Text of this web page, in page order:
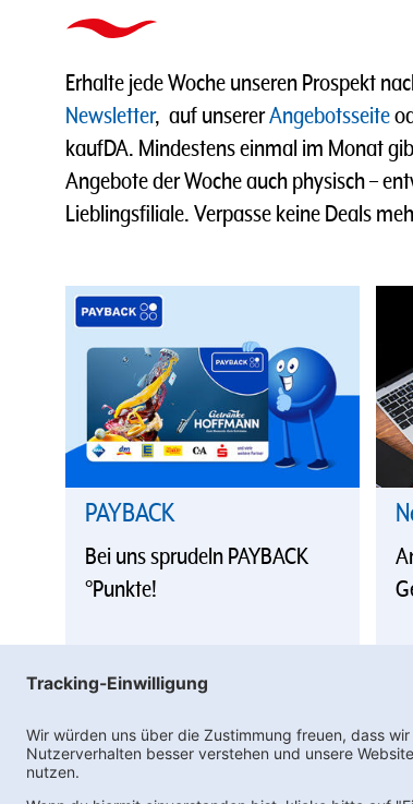
Erhalte jede Woche unseren Prospekt
Newsletter, auf unsererAngebotsseite
kaufDA. Mindestens einmal im Monat
Angebote der Woche auch physisch –
Lieblingsfiliale. Verpasse keine Deals
PAYBACK
Bei uns sprudeln PAYBACK
°Punkte!